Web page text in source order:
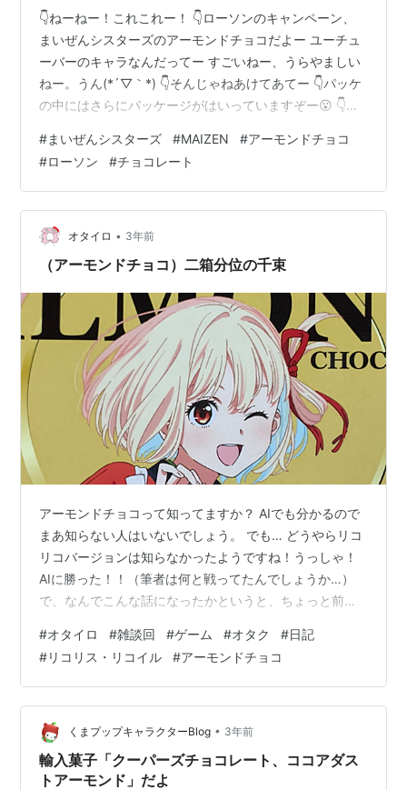
👇ねーねー！これこれー！ 👇ローソンのキャンペーン、
まいぜんシスターズのアーモンドチョコだよー ユーチュ
ーバーのキャラなんだってー すごいねー、うらやましい
ねー。うん(*´▽｀*) 👇そんじゃねあけてあてー 👇パッケ
の中にはさらにパッケージがはいっていますぞー😮 👇マ
ん、ペタペタ、冷蔵庫にはっちゃおーっと😁 👇こちら
は、宝石みたいなチョコですぞー✨✨✨ 👇じゃあね食べて
いいのー？ 👇ホワイトチョコがふんわりやさしくてすこ
しトロリとした直感だねー 👇大きなアーモンドでとって
もお気に入りですー。 8てーん！ちょっとお値段はるの
でこの点数でー^^ …
#まいぜんシスターズ #MAIZEN #アーモンドチョコ
#ローソン #チョコレート
オタイロ • 3年前
（アーモンドチョコ）二箱分位の千束
アーモンドチョコって知ってますか？ AIでも分かるので
まあ知らない人はいないでしょう。 でも… どうやらリコ
リコバージョンは知らなかったようですね！うっしゃ！
AIに勝った！！（筆者は何と戦ってたんでしょうか…）
で、なんでこんな話になったかというと、ちょっと前に
の際にアーモンドとかマカダミアのあの高級系のチョコ
が食べたくなったんですよね。 でその際に【リコリス・
リコイル】とコラボしていることに気付きまして。
※LAWSON公式サイトから引用 値段とか全然見ないで買
ったんだけど、なんか…その…値段がグレートで。 レジ
の表記見てみると、 ￥６９８ …
#オタイロ #雑談回 #ゲーム #オタク #日記
#リコリス・リコイル #アーモンドチョコ
くまプップキャラクターBlog • 3年前
輸入菓子「クーパーズチョコレート、ココアダス
トアーモンド」だよ